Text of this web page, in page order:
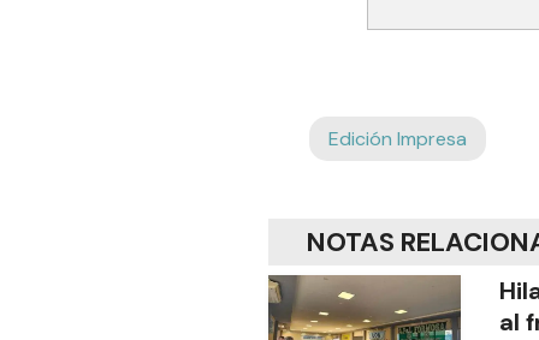
Edición Impresa
NOTAS
al